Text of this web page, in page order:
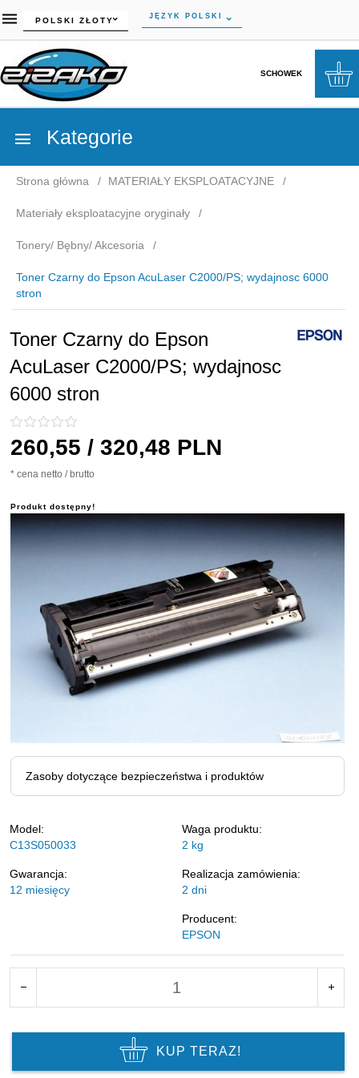
currency_h
POLSKI ZŁOTY JĘZYK POLSKI
SCHOWEK
Kategorie
Strona główna MATERIAŁY EKSPLOATACYJNE
Materiały eksploatacyjne oryginały
Tonery/ Bębny/ Akcesoria
Toner Czarny do Epson AcuLaser C2000/PS; wydajnosc 6000
stron
Toner Czarny do Epson
AcuLaser C2000/PS; wydajnosc
6000 stron
260,55 / 320,48 PLN
* cena netto / brutto
Produkt dostępny!
Zasoby dotyczące bezpieczeństwa i produktów
Model:
C13S050033
Waga produktu:
2 kg
Gwarancja:
12 miesięcy
Realizacja zamówienia:
2 dni
Producent:
EPSON
KUP TERAZ!